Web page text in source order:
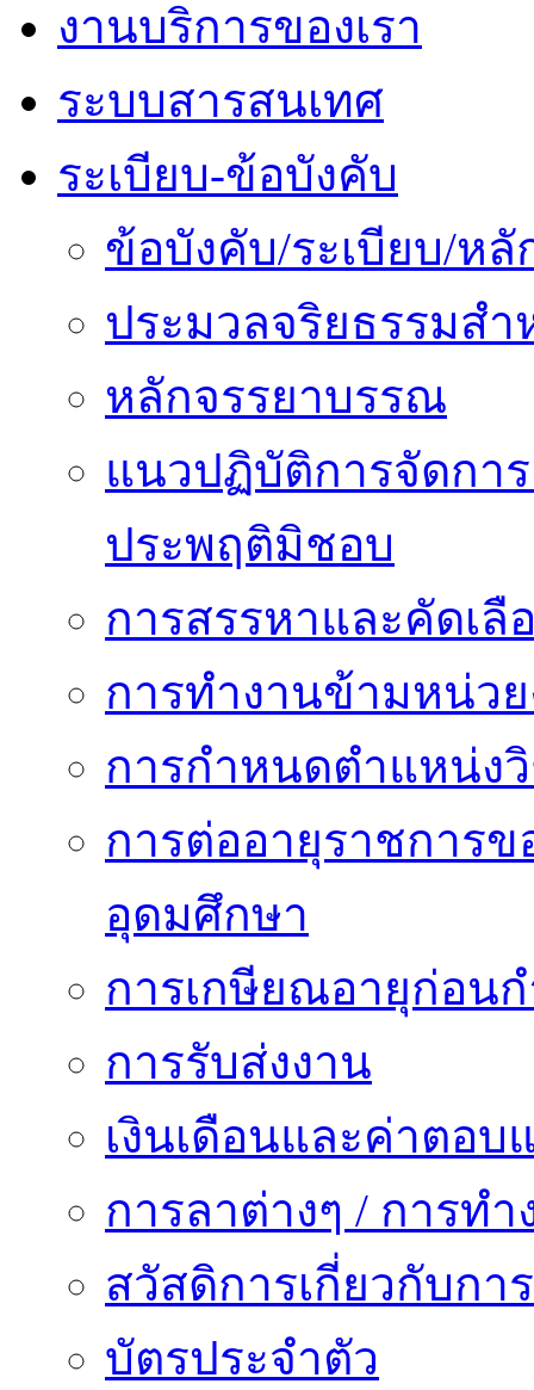
งานบริการของเรา
ระบบสารสนเทศ
ระเบียบ-ข้อบังคับ
ข้อบังคับ/ระเบียบ/ห
ประมวลจริยธรรมส
หลักจรรยาบรรณ
แนวปฏิบัติการจัดการ
ประพฤติมิชอบ
การสรรหาและคัดเลื
การทำงานข้ามหน่ว
การกำหนดตำแหน่ง
การต่ออายุราชการ
อุดมศึกษา
การเกษียณอายุก่อน
การรับส่งงาน
เงินเดือนและค่าตอบ
การลาต่างๆ / การทำ
สวัสดิการเกี่ยวกับกา
บัตรประจำตัว